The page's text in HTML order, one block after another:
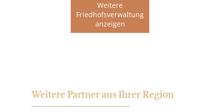
Weitere
Friedhofsverwaltung
anzeigen
Weitere Partner aus Ihrer Region